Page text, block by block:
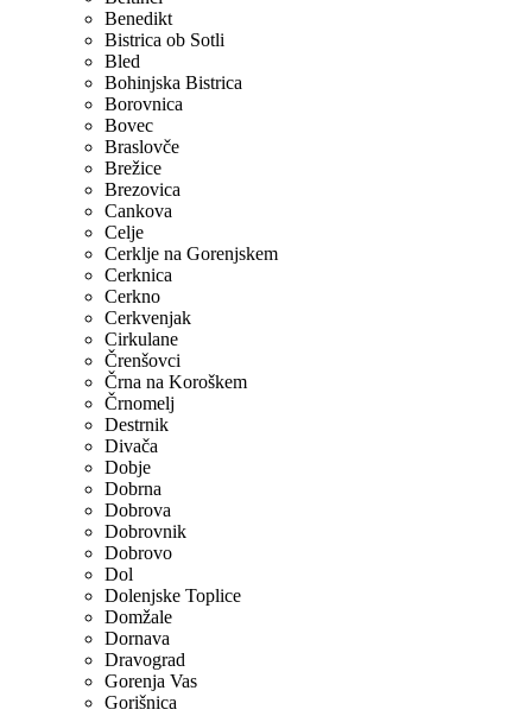
Benedikt
Bistrica ob Sotli
Bled
Bohinjska Bistrica
Borovnica
Bovec
Braslovče
Brežice
Brezovica
Cankova
Celje
Cerklje na Gorenjskem
Cerknica
Cerkno
Cerkvenjak
Cirkulane
Črenšovci
Črna na Koroškem
Črnomelj
Destrnik
Divača
Dobje
Dobrna
Dobrova
Dobrovnik
Dobrovo
Dol
Dolenjske Toplice
Domžale
Dornava
Dravograd
Gorenja Vas
Gorišnica